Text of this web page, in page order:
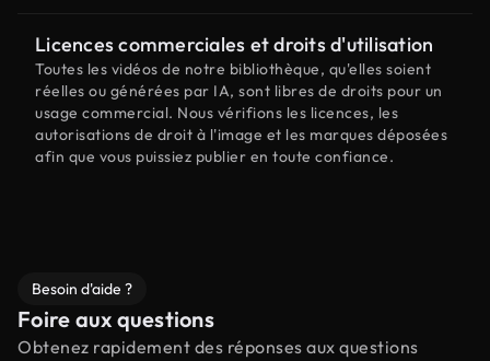
Licences commerciales et droits d'utilisation
Toutes les vidéos de notre bibliothèque, qu'elles soient
réelles ou générées par IA, sont libres de droits pour un
usage commercial. Nous vérifions les licences, les
autorisations de droit à l'image et les marques déposées
afin que vous puissiez publier en toute confiance.
Besoin d'aide ?
Foire aux questions
Obtenez rapidement des réponses aux questions